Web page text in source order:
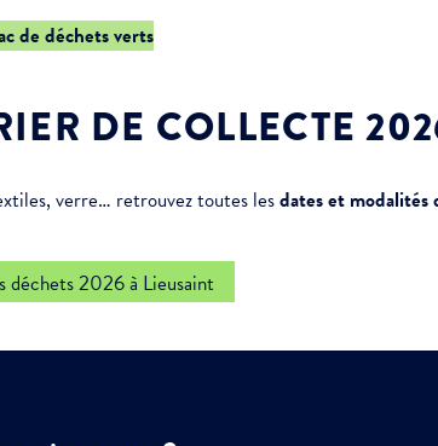
de déchets verts
DE COLLECTE
verre… retrouvez toutes lesdates et modalités
déchets 2026 à Lieusaint
votre abonnement :
Mail
Culture